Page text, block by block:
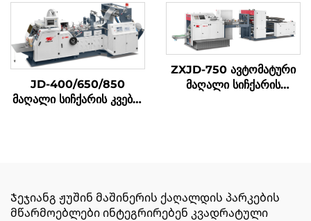
მანქანა ონლაინ ბეჭდვით
JD-400/650/850
მაღალი სიჩქარის კვების
ZXJD-750 ავტომატური
მაღალი სიჩქარის
Ჯეჯიანგ ჟუშინ მაშინერის ქაღალდის პარკების
მწარმოებლები ინტეგრირებენ კვადრატული